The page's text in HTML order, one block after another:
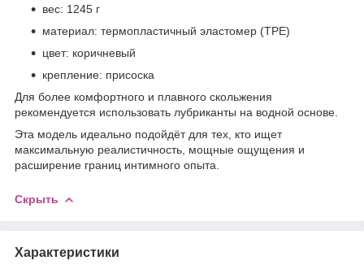
вес: 1245 г
материал: термопластичный эластомер (TPE)
цвет: коричневый
крепление: присоска
Для более комфортного и плавного скольжения
рекомендуется использовать лубриканты на водной основе.
Эта модель идеально подойдёт для тех, кто ищет
максимальную реалистичность, мощные ощущения и
расширение границ интимного опыта.
Скрыть
Характеристики